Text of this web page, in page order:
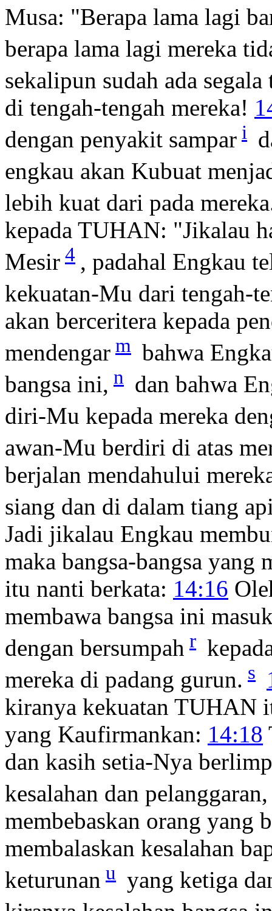
Musa: "Berapa lama lagi
berapa lama lagi mereka
sekalipun sudah ada
di tengah-tengah mereka!
dengan penyakit sampar i
engkau akan Kubuat
lebih kuat dari pada
kepada TUHAN: "Jikalau
Mesir 4 , padahal Engkau
kekuatan-Mu dari tengah-
akan berceritera kepada
mendengar m bahwa
bangsa ini, n dan bahwa
diri-Mu kepada mereka
awan-Mu berdiri di atas
berjalan mendahului
siang dan di dalam tiang
Jadi jikalau Engkau
maka bangsa-bangsa yang
itu nanti berkata: 14:16
membawa bangsa ini
dengan bersumpah r
mereka di padang gurun. s
kiranya kekuatan TUHAN
yang Kaufirmankan: 14:18
dan kasih setia-Nya
kesalahan dan pelanggaran,
membebaskan orang yang
membalaskan kesalahan
keturunan u yang ketiga